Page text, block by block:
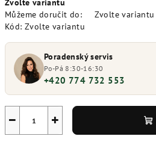
cena:
Zvolte variantu
Můžeme doručit do:
Zvolte variantu
Kód: Zvolte variantu
Poradenský servis
Po-Pá 8:30-16:30
+420 774 732 553
+
−